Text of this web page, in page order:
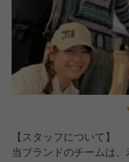
★ZEROCORNERが提
＜1＞素材本来の美味
鮮度保持や低温熟成で
香り・食感を最大限に。
＜2＞生産者とつながる
産地直送の食材とスト
感謝が深まる場を提供。
【スタッフについて】
当ブランドのチームは